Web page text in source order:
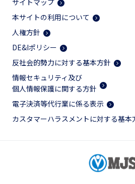
サイトマップ
本サイトの利用について
人権方針
DE&Iポリシー
反社会的勢力に対する基本方針
情報セキュリティ及び
個人情報保護に関する方針
電子決済等代行業に係る表示
カスタマーハラスメントに対する基本